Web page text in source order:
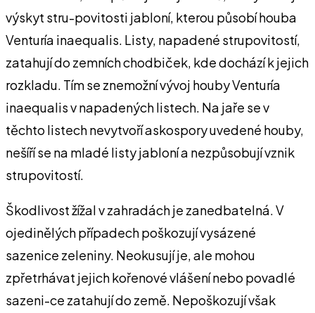
výskyt stru-povitosti jabloní, kterou působí houba
Venturía inaequalis. Listy, napadené strupovitostí,
zatahují do zemních chodbiček, kde dochází k jejich
rozkladu. Tím se znemožní vývoj houby Venturía
inaequalis v napadených listech. Na jaře se v
těchto listech nevytvoří askospory uvedené houby,
nešíří se na mladé listy jabloní a nezpůsobují vznik
strupovitostí.
Škodlivost žížal v zahradách je zanedbatelná. V
ojedinělých případech poškozují vysázené
sazenice zeleniny. Neokusují je, ale mohou
zpřetrhávat jejich kořenové vlášení nebo povadlé
sazeni-ce zatahují do země. Nepoškozují však